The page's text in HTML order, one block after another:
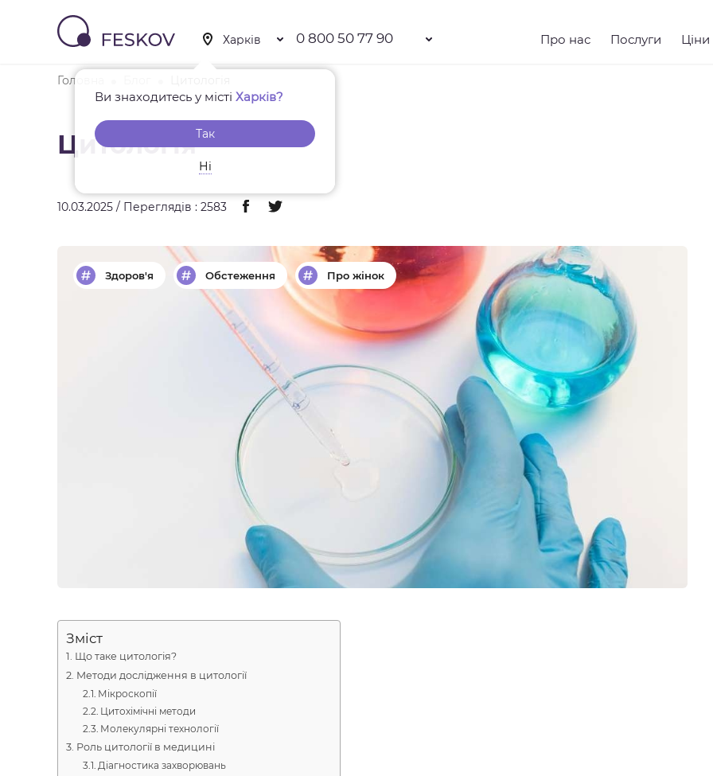
Ви знаходитесь у містіХарків?
Так
Ні
0 800 50 77 90 Про нас Послуги Ціни
Головна
Цитологія
10.03.2025 / Переглядів : 2583
Здоров'я Обстеження Про жінок
Зміст
Що таке цитологія?
Методи дослідження в цитології
Мікроскопії
Цитохімічні методи
Молекулярні технології
Роль цитології в медицині
Діагностика захворювань